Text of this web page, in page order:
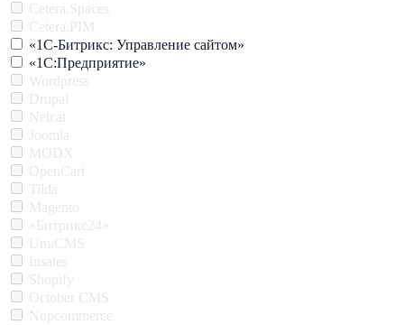
Cetera.Spaces
Cetera.PIM
«1С-Битрикс: Управление сайтом»
«1С:Предприятие»
Wordpress
Drupal
Netcat
Joomla
MODX
OpenCart
Tilda
Magento
«Битрикс24»
UmiCMS
Insales
Shopify
October CMS
Nopcommerce